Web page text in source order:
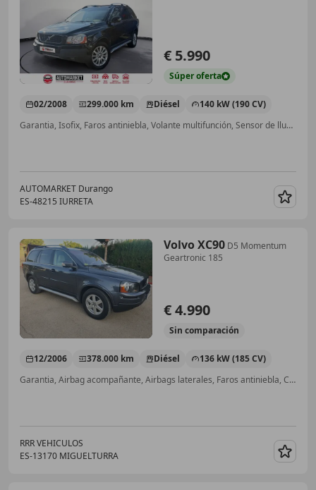
€ 5.990
Súperoferta
02/2008 299.000 km Diésel
140 kW (190 CV)
Garantia, Isofix, Faros antiniebla, Volante multifunción, Sensor de lluvia, USB, Elevalunas eléctrico, ESP
AUTOMARKET Durango
ES-48215 IURRETA
Volvo XC90 D5 Momentum
Geartronic 185
€ 4.990
Sin comparación
12/2006 378.000 km Diésel
136 kW (185 CV)
Garantia, Airbag acompañante, Airbags laterales, Faros antiniebla, Control de tracción, 4WD, Elevalunas eléctrico, Isofix
RRR VEHICULOS
ES-13170 MIGUELTURRA